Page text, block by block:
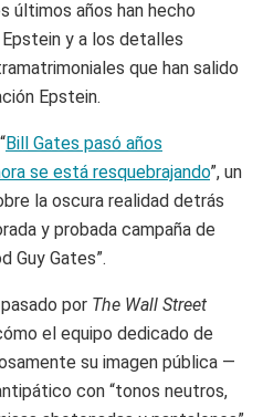
últimos años han hecho
y a los detalles
que han salido
Epstein.
Bill Gates pasó años
se está resquebrajando”, un
la oscura realidad detrás
y probada campaña de
Guy Gates”.
por The Wall Street
el equipo dedicado de
su imagen pública —
con “tonos neutros,